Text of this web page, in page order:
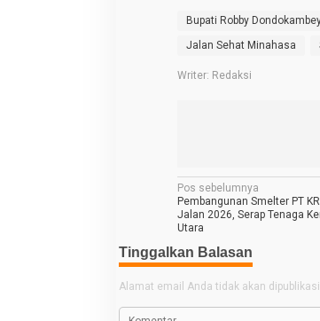
Bupati Robby
Jalan Sehat Minahasa
Writer: Redaksi
N
a
v
i
g
a
Pos sebelumnya
Pembangunan Smelter PT
Jalan 2026, Serap Tenaga
Utara
Tinggalkan Balasan
Alamat email Anda tidak akan